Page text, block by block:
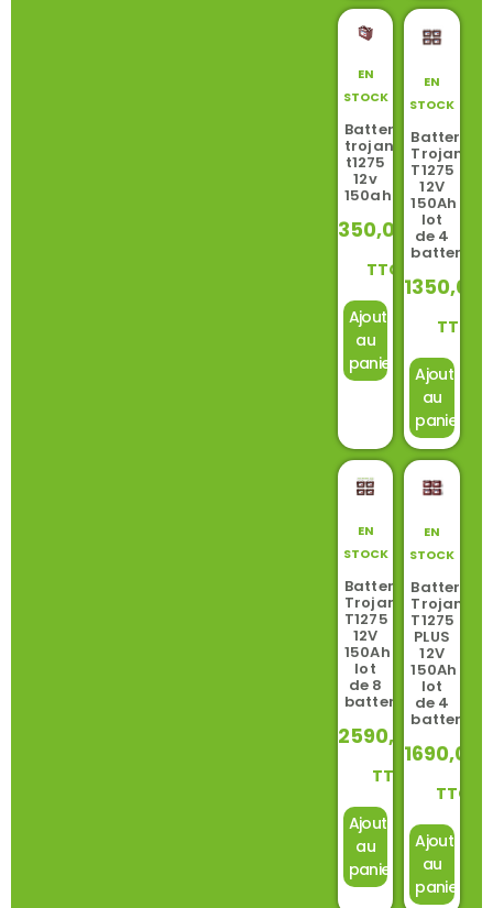
EN
STOCK
Batterie
trojan
t1275
12v
150ah
350,00 €
TTC
Ajouter
au
panier
EN
STOCK
Batterie
Trojan
T1275
12V
150Ah
lot
de 4
batteries
1350,00
TTC
Ajouter
au
panier
EN
STOCK
Batterie
Trojan
T1275
12V
150Ah
lot
de 8
batteries
2590,00
TTC
Ajouter
au
panier
EN
STOCK
Batterie
Trojan
T1275
PLUS
12V
150Ah
lot
de 4
batteries
1690,00
TTC
Ajouter
au
panier